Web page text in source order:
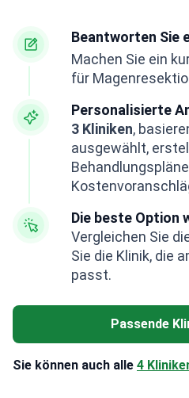
Beantworten Sie
Machen Sie ein
für
Personalisierte
3 Kliniken,
ausgewählt,
Die beste Option
Vergleichen Sie
Sie die Klinik, die
passt.
Passende
Sie können auch alle 4